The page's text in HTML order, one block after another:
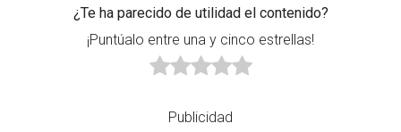
¿Te ha parecido de utilidad el contenido?
¡Puntúalo entre una y cinco estrellas!
Publicidad